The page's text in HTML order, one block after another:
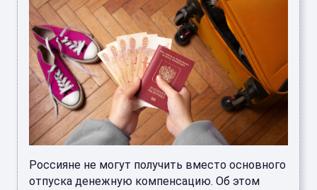
Россияне не могут получить вместо основного
отпуска денежную компенсацию. Об этом